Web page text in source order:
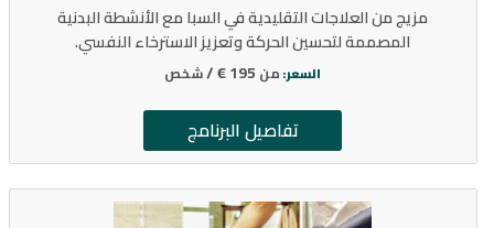
مزيج من العلاجات التقليدية في السبا مع الأنشطة البدنية
المصممة لتحسين الحركة وتعزيز الاسترخاء النفسي.
السعر: من 195 € / شخص
تفاصيل البرنامج